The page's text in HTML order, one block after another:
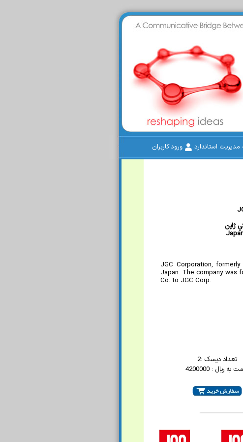
مدیریت استاندارد ورود کاربران
ژاپن
JGC Corporation,
Japan. The company was
Co. to JGC Corp.
تعداد دیسک :2
به ریال : 4200000